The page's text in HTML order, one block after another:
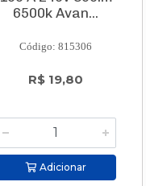
6500k Avan...
Código: 815306
R$ 19,80
Adicionar